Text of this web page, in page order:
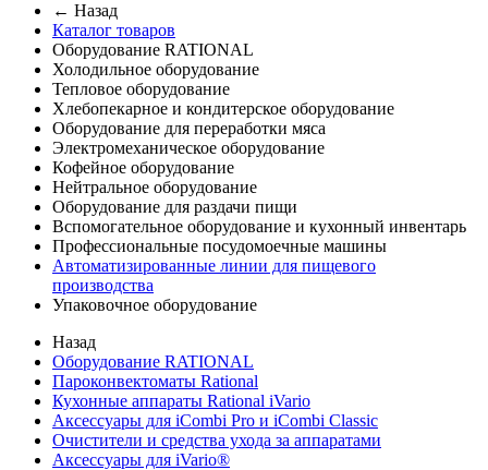
← Назад
Каталог товаров
Оборудование RATIONAL
Холодильное оборудование
Тепловое оборудование
Хлебопекарное и кондитерское оборудование
Оборудование для переработки мяса
Электромеханическое оборудование
Кофейное оборудование
Нейтральное оборудование
Оборудование для раздачи пищи
Вспомогательное оборудование и кухонный инвентарь
Профессиональные посудомоечные машины
Автоматизированные линии для пищевого
производства
Упаковочное оборудование
Назад
Оборудование RATIONAL
Пароконвектоматы Rational
Кухонные аппараты Rational iVario
Аксессуары для iCombi Pro и iCombi Classic
Очистители и средства ухода за аппаратами
Аксессуары для iVario®